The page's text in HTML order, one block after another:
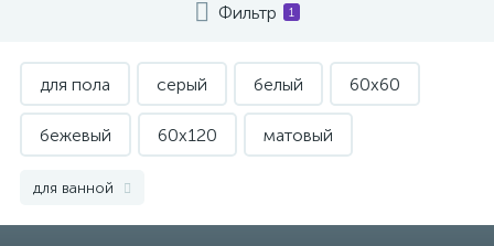
Фильтр 1
для пола серый белый 60x60
бежевый 60x120 матовый
крупноформатный
для ванной